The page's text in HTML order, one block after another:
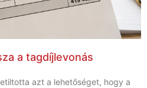
a tagdíjlevonás
azt a lehetőséget, hogy a